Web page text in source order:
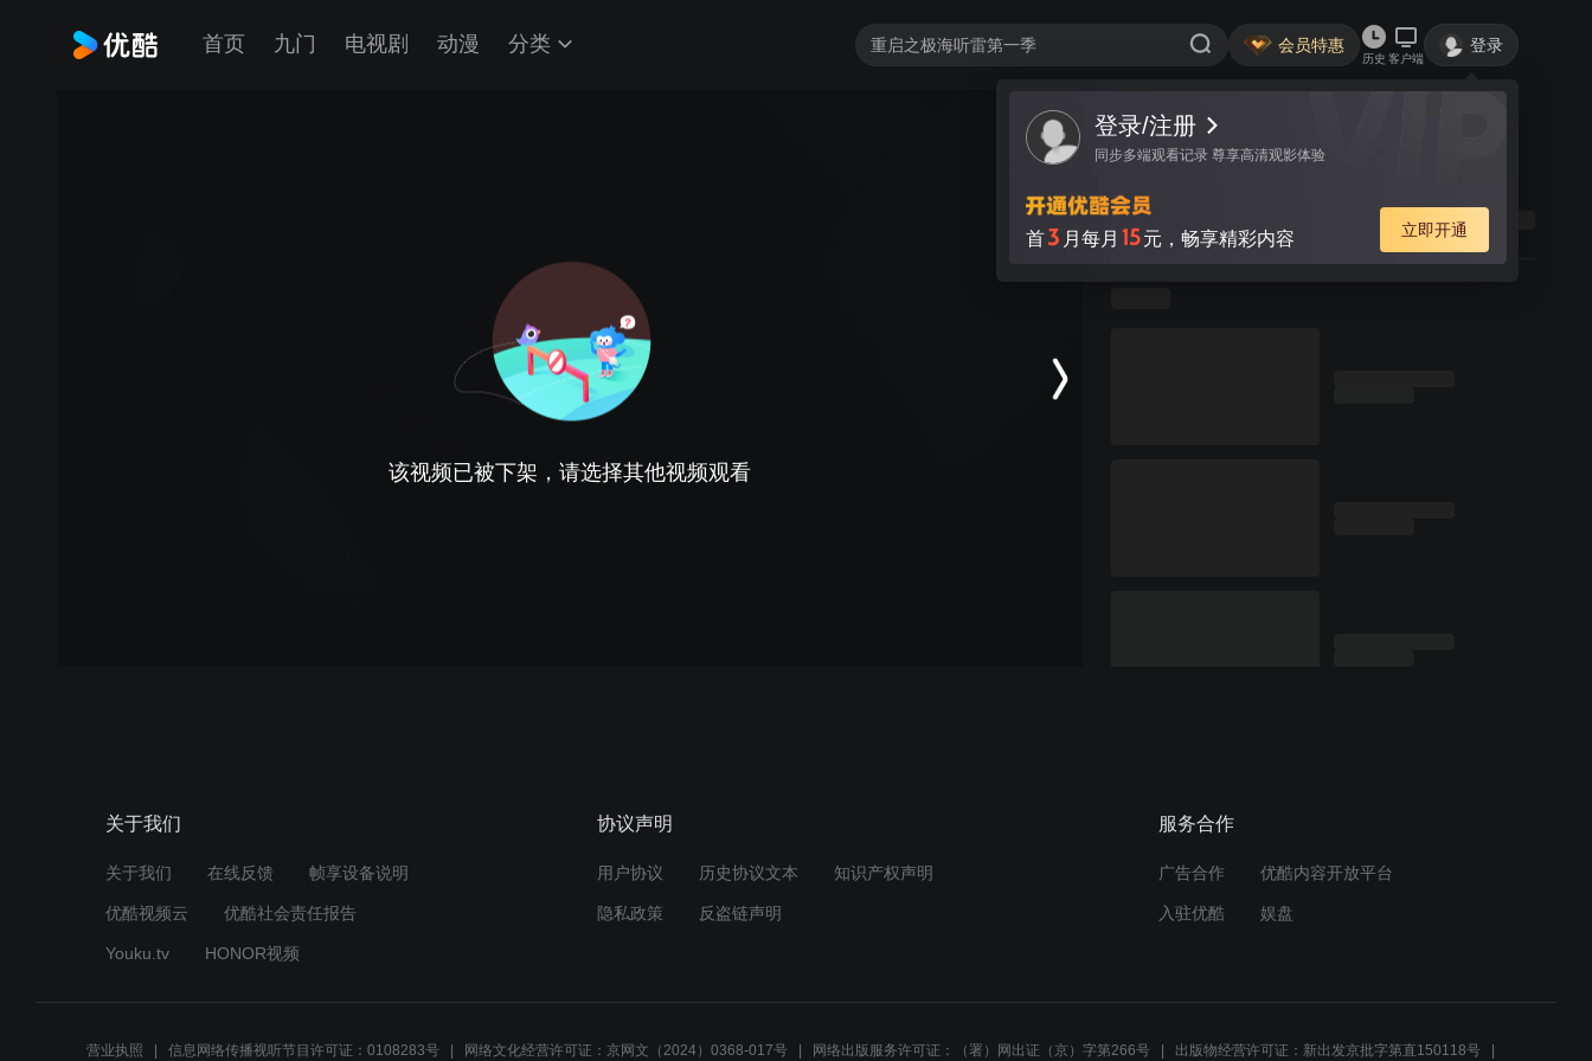
首页 九门 电视剧 动漫 分类 会员特惠
历史 客户端
登录
登录/注册
同步多端观看记录 尊享高清观影体验
首3 月每月 15元，畅享精彩内容 立即开通
该视频已被下架，请选择其他视频观看
关于我们
关于我们 在线反馈 帧享设备说明
优酷视频云 优酷社会责任报告
Youku.tv HONOR视频
协议声明
用户协议 历史协议文本 知识产权声明
隐私政策 反盗链声明
服务合作
广告合作 优酷内容开放平台
入驻优酷 娱盘
营业执照 信息网络传播视听节目许可证：0108283号 网络文化经营许可证：京网文（2024）0368-017号 网络出版服务许可证：（署）网出证（京）字第266号 出版物经营许可证：新出发京批字第直150118号